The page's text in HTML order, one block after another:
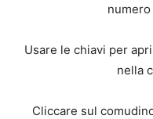
numero
Usare le chiavi per
nella
Cliccare sul